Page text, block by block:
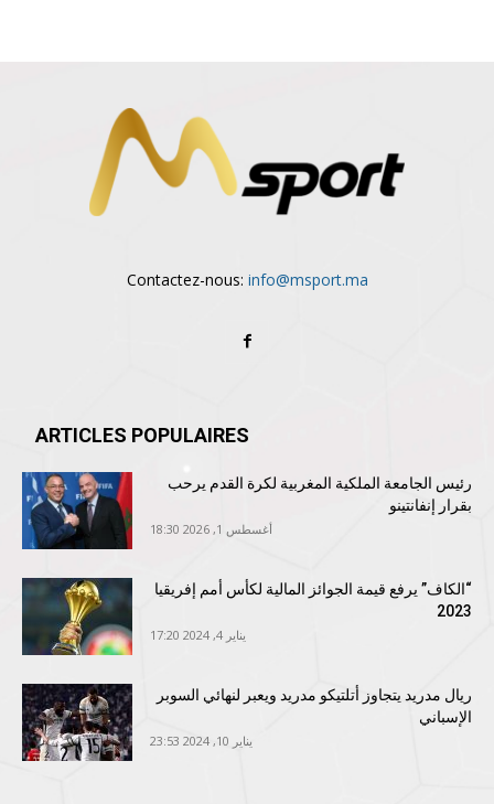
Contactez-nous: info@msport.ma
ARTICLES POPULAIRES
رئيس الجامعة الملكية المغربية لكرة القدم يرحب
بقرار إنفانتينو
أغسطس 1, 2026 18:30
“الكاف” يرفع قيمة الجوائز المالية لكأس أمم إفريقيا
2023
يناير 4, 2024 17:20
ريال مدريد يتجاوز أتلتيكو مدريد ويعبر لنهائي السوبر
الإسباني
يناير 10, 2024 23:53